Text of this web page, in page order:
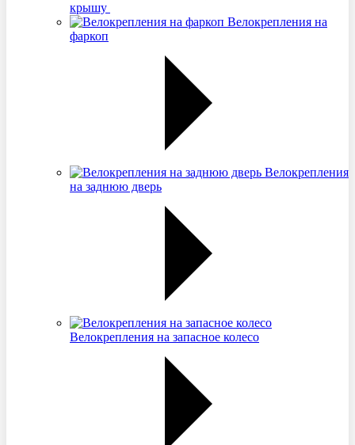
крышу
Велокрепления на
фаркоп
Велокрепления
на заднюю дверь
Велокрепления на запасное колесо